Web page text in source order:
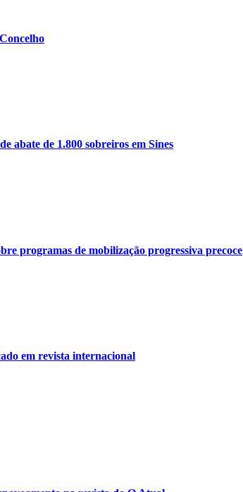
abate de 1.800 sobreiros em Sines
programas de mobilização progressiva precoce
em revista internacional